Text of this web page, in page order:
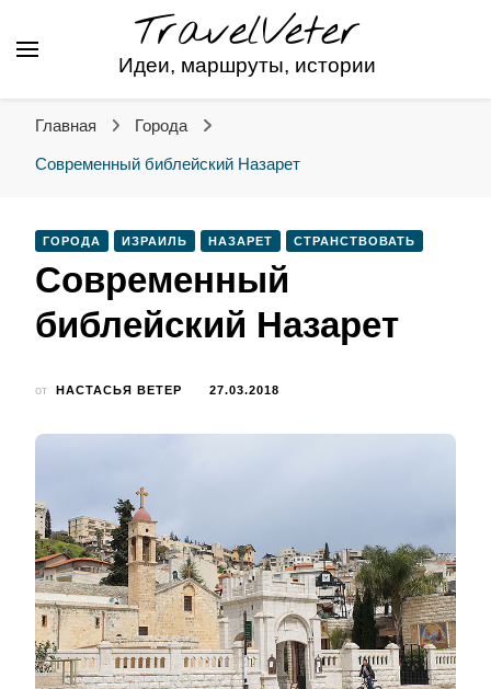
TravelVeter
Идеи, маршруты, истории
Главная Города
Современный библейский Назарет
ГОРОДА ИЗРАИЛЬ НАЗАРЕТ СТРАНСТВОВАТЬ
Современный
библейский Назарет
от НАСТАСЬЯ ВЕТЕР 27.03.2018